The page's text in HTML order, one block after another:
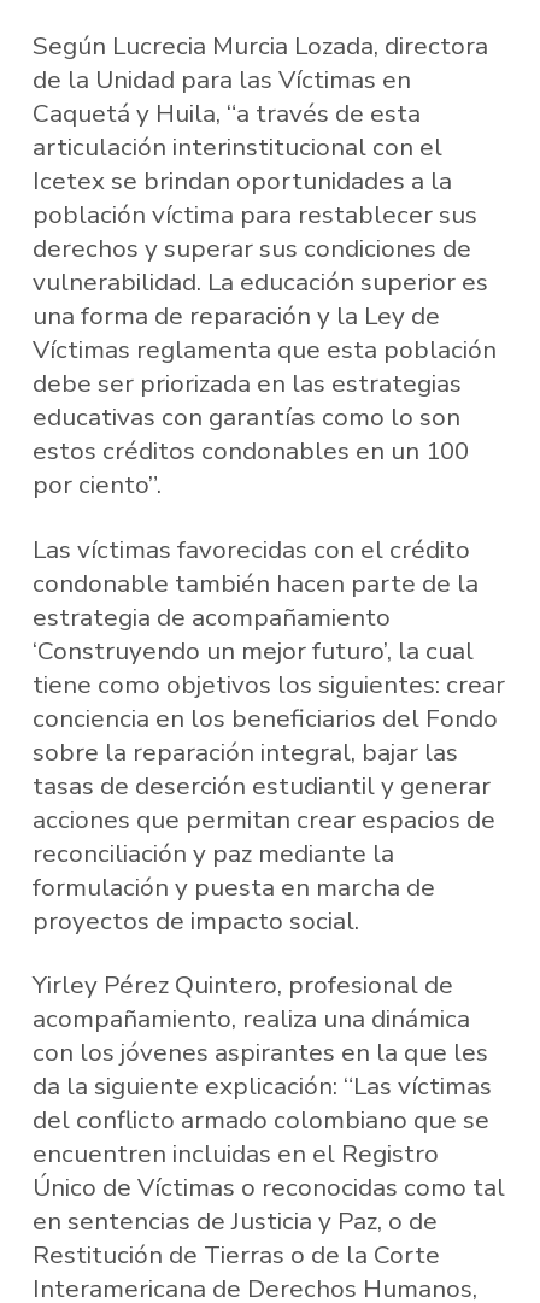
Según Lucrecia Murcia Lozada, directora
de la Unidad para las Víctimas en
Caquetá y Huila, “a través de esta
articulación interinstitucional con el
Icetex se brindan oportunidades a la
población víctima para restablecer sus
derechos y superar sus condiciones de
vulnerabilidad. La educación superior es
una forma de reparación y la Ley de
Víctimas reglamenta que esta población
debe ser priorizada en las estrategias
educativas con garantías como lo son
estos créditos condonables en un 100
por ciento”.
Las víctimas favorecidas con el crédito
condonable también hacen parte de la
estrategia de acompañamiento
‘Construyendo un mejor futuro’, la cual
tiene como objetivos los siguientes: crear
conciencia en los beneficiarios del Fondo
sobre la reparación integral, bajar las
tasas de deserción estudiantil y generar
acciones que permitan crear espacios de
reconciliación y paz mediante la
formulación y puesta en marcha de
proyectos de impacto social.
Yirley Pérez Quintero, profesional de
acompañamiento, realiza una dinámica
con los jóvenes aspirantes en la que les
da la siguiente explicación: “Las víctimas
del conflicto armado colombiano que se
encuentren incluidas en el Registro
Único de Víctimas o reconocidas como tal
en sentencias de Justicia y Paz, o de
Restitución de Tierras o de la Corte
Interamericana de Derechos Humanos,